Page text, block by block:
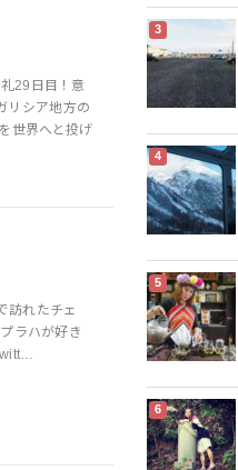
29日目！意
リシア地方の
世界へと投げ
訪れたチェ
ラハが好き